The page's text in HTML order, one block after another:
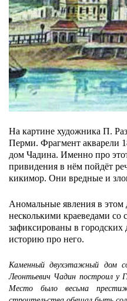
На картине художника П.
Перми. Фрагмент акварели
дом Чадина. Именно про
привидения в нём пойдёт
кикимор. Они вредные и
Аномальные явления в
несколькими краеведами со
зафиксированы в
историю про него.
Каменный двухэтажный дом
Леонтьевич Чадин построил у
Место было весьма